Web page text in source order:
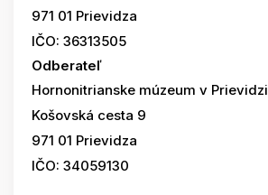
971 01 Prievidza
IČO: 36313505
Odberateľ
Hornonitrianske múzeum v Prievidzi
Košovská cesta 9
971 01 Prievidza
IČO: 34059130